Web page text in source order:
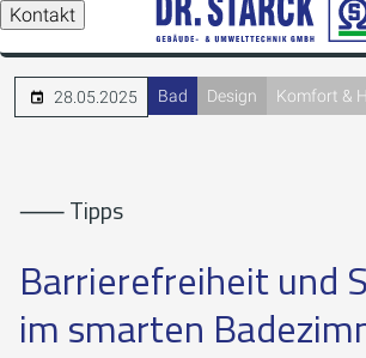
Kontakt
28.05.2025 Bad Design Komfort &
⸺ Tipps
Barrierefreiheit und
im smarten